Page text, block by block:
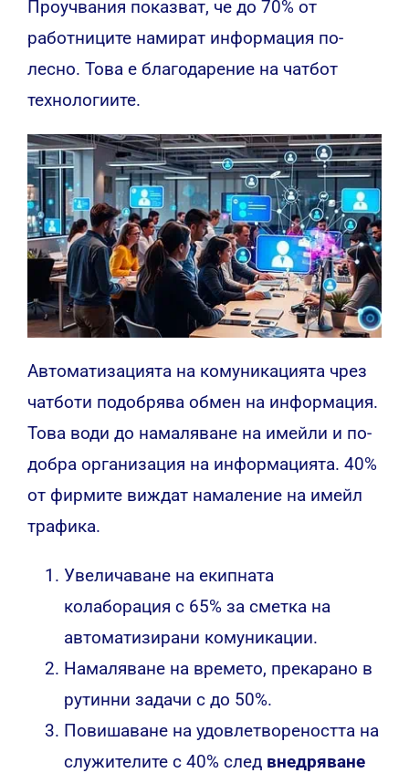
Проучвания показват, че до 70% от
работниците намират информация по-
лесно. Това е благодарение на чатбот
технологиите.
Автоматизацията на комуникацията чрез
чатботи подобрява обмен на информация.
Това води до намаляване на имейли и по-
добра организация на информацията. 40%
от фирмите виждат намаление на имейл
трафика.
Увеличаване на екипната
колаборация с 65% за сметка на
автоматизирани комуникации.
Намаляване на времето, прекарано в
рутинни задачи с до 50%.
Повишаване на удовлетвореността на
служителите с 40% след внедряване